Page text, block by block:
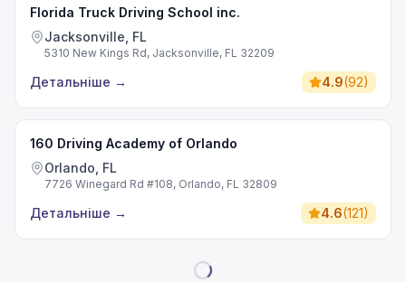
Florida Truck Driving School inc.
Jacksonville, FL
5310 New Kings Rd, Jacksonville, FL 32209
Детальніше → 4.9(92)
160 Driving Academy of Orlando
Orlando, FL
7726 Winegard Rd #108, Orlando, FL 32809
Детальніше → 4.6(121)